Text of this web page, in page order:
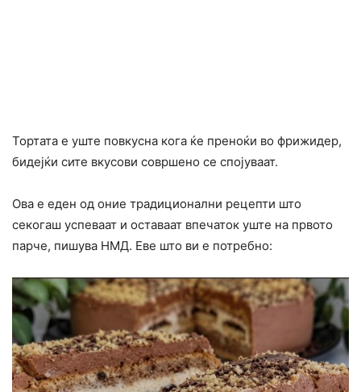
Тортата е уште повкусна кога ќе преноќи во фрижидер,
бидејќи сите вкусови совршено се спојуваат.
Ова е еден од оние традиционални рецепти што
секогаш успеваат и оставаат впечаток уште на првото
парче, пишува НМД. Еве што ви е потребно: